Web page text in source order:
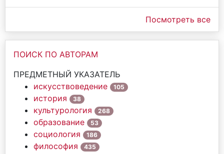
Посмотреть все
ПОИСК ПО АВТОРАМ
ПРЕДМЕТНЫЙ УКАЗАТЕЛЬ
искусствоведение
105
история 38
культурология 268
образование 53
социология 186
философия 435